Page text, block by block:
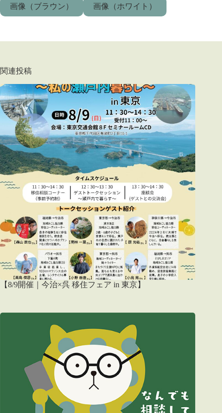
画像（ブラウン）
画像（ホワイト）
関連投稿
【8/9開催｜今治×呉 移住フェア in 東京】